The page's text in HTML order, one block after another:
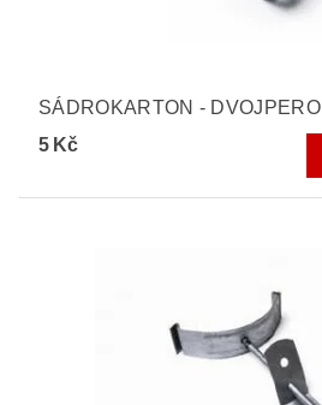
SÁDROKARTON - DVOJPERO
5 Kč